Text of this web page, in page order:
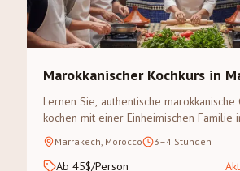
Marokkanischer Kochkurs in
Lernen Sie, authentische marokkanische
kochen mit einer Einheimischen Familie
Gewürzsouk-Besuch inklusive.
Marrakech, Morocco 3–4 Stunden
Ab 45$/Person